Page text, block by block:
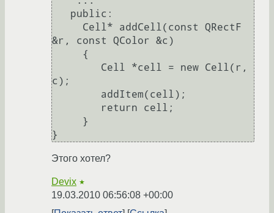
&r, const QColor &c)
c);
Этого хотел?
Devix ★
19.03.2010 06:56:08 +00:00